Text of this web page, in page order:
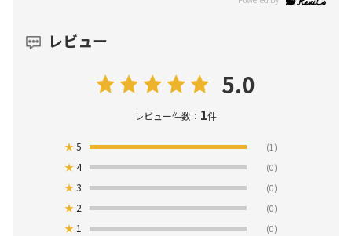
レビュー
5.0
レビュー件数： 1件
★5 (1)
★4 (0)
★3 (0)
★ 2 (0)
★ 1 (0)